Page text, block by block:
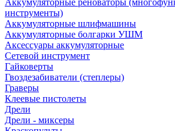
Аккумуляторные реноваторы
инструменты)
Аккумуляторные шлифмашины
Аккумуляторные болгарки УШМ
Аксессуары аккумуляторные
Сетевой инструмент
Гайковерты
Гвоздезабиватели (степлеры)
Граверы
Клеевые пистолеты
Дрели
Дрели - миксеры